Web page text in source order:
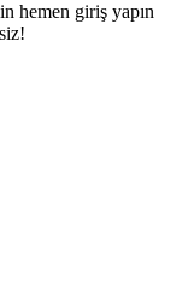
hemen giriş yapın